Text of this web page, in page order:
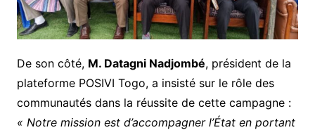
De son côté, M. Datagni Nadjombé, président de la
plateforme POSIVI Togo, a insisté sur le rôle des
communautés dans la réussite de cette campagne :
« Notre mission est d’accompagner l’État en portant